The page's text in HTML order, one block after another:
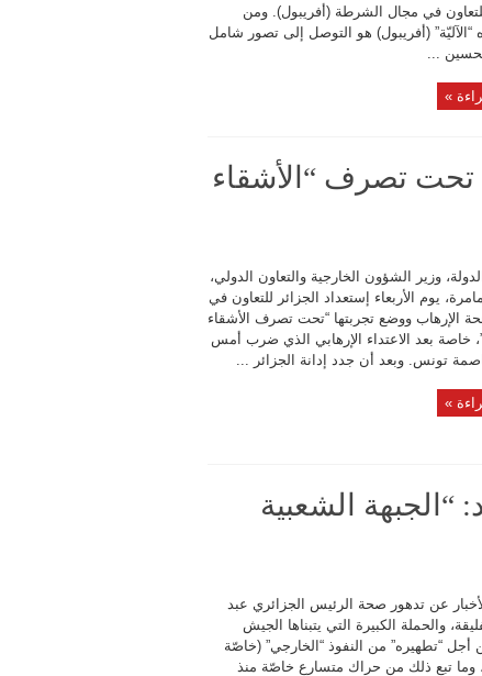
للتعاون في مجال الشرطة (أفريبول). ومن
“الآليّة” (أفريبول) هو التوصل إلى تصور شامل
...
»
تحت تصرف “الأشقاء
وزير الشؤون الخارجية والتعاون الدولي،
يوم الأربعاء إستعداد الجزائر للتعاون في
الإرهاب ووضع تجربتها “تحت تصرف الأشقاء
خاصة بعد الاعتداء الإرهابي الذي ضرب أمس
تونس. وبعد أن جدد إدانة الجزائر ...
»
“الجبهة الشعبية
عن تدهور صحة الرئيس الجزائري عبد
والحملة الكبيرة التي يتبناها الجيش
أجل “تطهيره” من النفوذ “الخارجي” (خاصّة
وما تبع ذلك من حراك متسارع خاصّة منذ